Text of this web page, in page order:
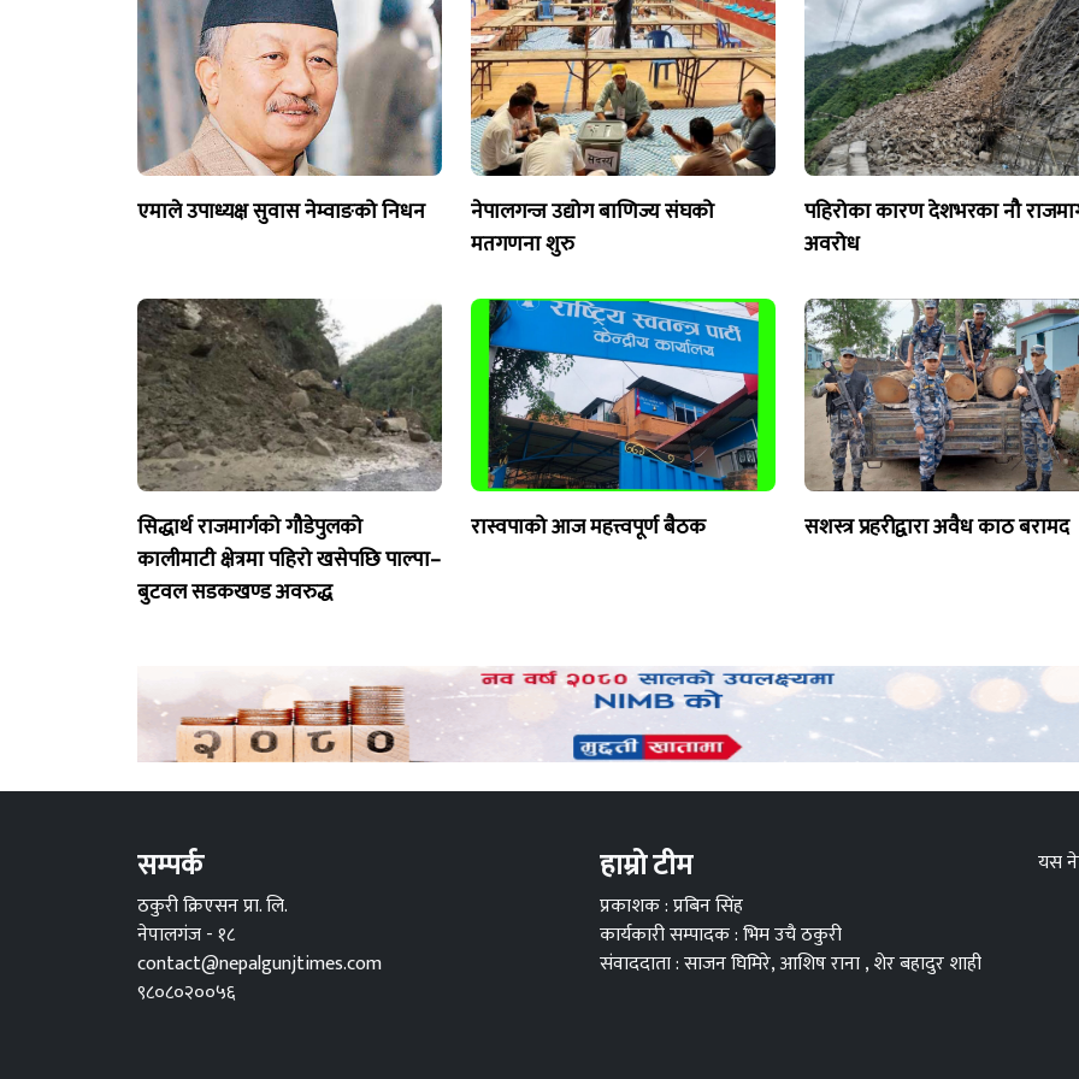
एमाले उपाध्यक्ष सुवास नेम्वाङको निधन
नेपालगन्ज उद्योग बाणिज्य संघको
मतगणना शुरु
पहिरोका कारण देशभरका नौ
अवरोध
सिद्धार्थ राजमार्गको गौडेपुलको
कालीमाटी क्षेत्रमा पहिरो खसेपछि पाल्पा–
बुटवल सडकखण्ड अवरुद्ध
रास्वपाको आज महत्त्वपूर्ण बैठक सशस्त्र प्रहरीद्वारा अवैध काठ बरामद
सम्पर्क
ठकुरी क्रिएसन प्रा. लि.
नेपालगंज - १८
contact@nepalgunjtimes.com
९८०८०२००५६
हाम्रो टीम
प्रकाशक : प्रबिन सिंह
कार्यकारी सम्पादक : भिम उचै ठकुरी
संवाददाता : साजन घिमिरे, आशिष राना , शेर बहादुर शाही
यस